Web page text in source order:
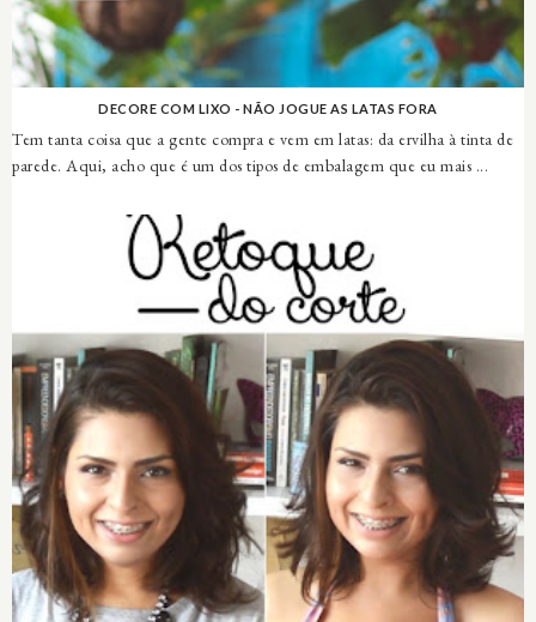
DECORE COM LIXO - NÃO JOGUE AS LATAS FORA
Tem tanta coisa que a gente compra e vem em latas: da ervilha à tinta de
parede. Aqui, acho que é um dos tipos de embalagem que eu mais ...